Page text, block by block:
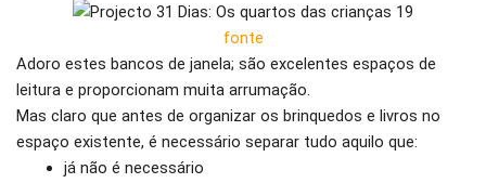
fonte
Adoro estes bancos de janela; são excelentes espaços de
leitura e proporcionam muita arrumação.
Mas claro que antes de organizar os brinquedos e livros no
espaço existente, é necessário separar tudo aquilo que:
já não é necessário